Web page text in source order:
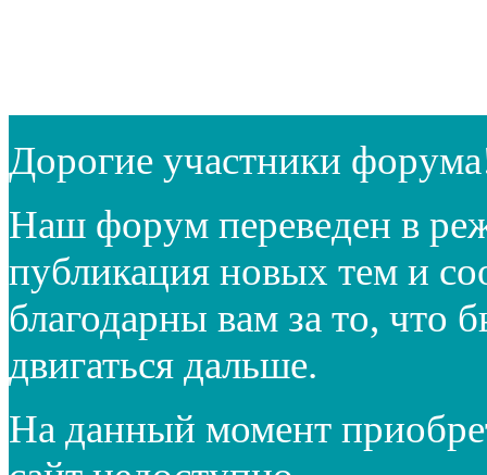
Дорогие участники
Наш форум переведен в
публикация новых тем и
благодарны вам за то, что
двигаться дальше.
На данный момент